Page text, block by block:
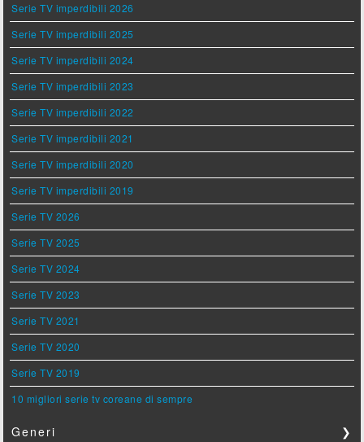
Serie TV imperdibili 2026
Serie TV imperdibili 2025
Serie TV imperdibili 2024
Serie TV imperdibili 2023
Serie TV imperdibili 2022
Serie TV imperdibili 2021
Serie TV imperdibili 2020
Serie TV imperdibili 2019
Serie TV 2026
Serie TV 2025
Serie TV 2024
Serie TV 2023
Serie TV 2021
Serie TV 2020
Serie TV 2019
10 migliori serie tv coreane di sempre
Generi ❯